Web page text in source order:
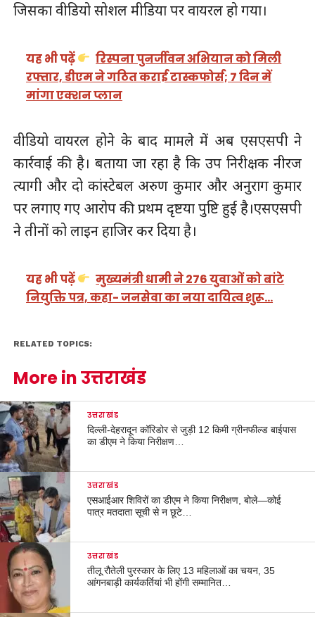
जिसका वीडियो सोशल मीडिया पर वायरल हो गया।
यह भी पढ़ें
रिस्पना पुनर्जीवन अभियान को मिली
रफ्तार, डीएम ने गठित कराई टास्कफोर्स; 7 दिन में
मांगा एक्शन प्लान
वीडियो वायरल होने के बाद मामले में अब एसएसपी ने
कार्रवाई की है। बताया जा रहा है कि उप निरीक्षक नीरज
त्यागी और दो कांस्टेबल अरुण कुमार और अनुराग कुमार
पर लगाए गए आरोप की प्रथम दृष्टया पुष्टि हुई है।एसएसपी
ने तीनों को लाइन हाजिर कर दिया है।
यह भी पढ़ें
मुख्यमंत्री धामी ने 276 युवाओं को बांटे
नियुक्ति पत्र, कहा- जनसेवा का नया दायित्व शुरू…
RELATED TOPICS:
More in उत्तराखंड
उत्तराखंड
दिल्ली-देहरादून कॉरिडोर से जुड़ी 12 किमी ग्रीनफील्ड बाईपास
का डीएम ने किया निरीक्षण…
उत्तराखंड
एसआईआर शिविरों का डीएम ने किया निरीक्षण, बोले—कोई
पात्र मतदाता सूची से न छूटे…
उत्तराखंड
तीलू रौतेली पुरस्कार के लिए 13 महिलाओं का चयन, 35
आंगनबाड़ी कार्यकर्तियां भी होंगी सम्मानित…